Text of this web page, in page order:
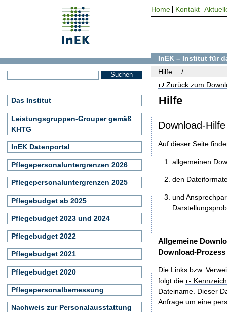
Hilfe
Zurück zum
Download-Hilfe
Auf dieser Seite
allgemeinen
den
und
Allgemeine
Download-Prozess
Die Links bzw.
folgt die
Dateiname. Dieser
Anfrage um eine
InEK – Institut für
Hilfe
Das Institut
Leistungsgruppen-Grouper gemäß
KHTG
InEK Datenportal
Pflegepersonaluntergrenzen 2026
Pflegepersonaluntergrenzen 2025
Pflegebudget ab 2025
Pflegebudget 2023 und 2024
Pflegebudget 2022
Pflegebudget 2021
Pflegebudget 2020
Pflegepersonalbemessung
Nachweis zur Personalausstattung
Home Kontakt